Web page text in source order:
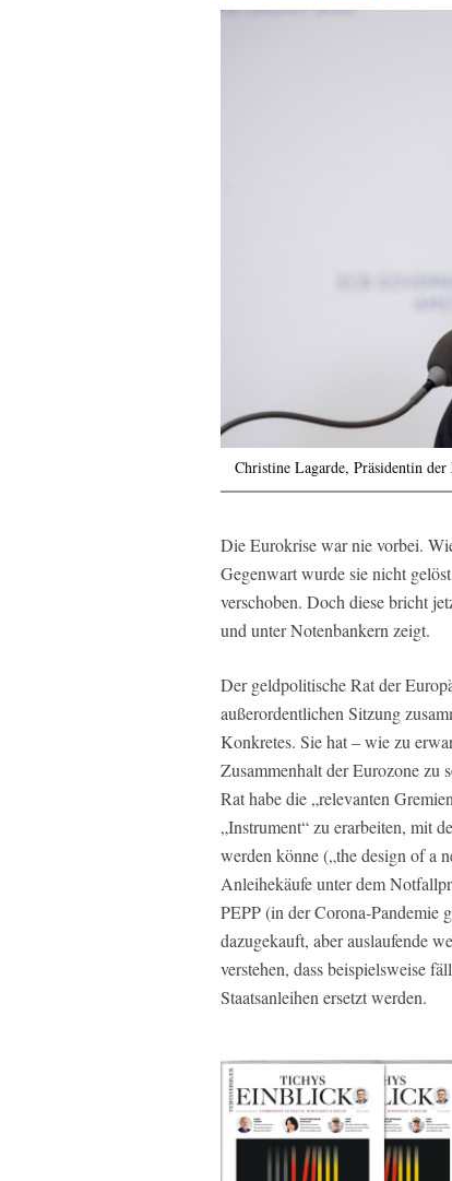
Christine Lagarde, Präsidentin
Die Eurokrise war nie vorbei.
Gegenwart wurde sie nicht
verschoben. Doch diese bricht
und unter Notenbankern zeigt.
Der geldpolitische Rat der
außerordentlichen Sitzung
Konkretes. Sie hat – wie zu
Zusammenhalt der Eurozone zu
Rat habe die „relevanten
„Instrument“ zu erarbeiten, mit
werden könne („the design of a
Anleihekäufe unter dem
PEPP (in der Corona-Pandemie
dazugekauft, aber auslaufende
verstehen, dass beispielsweise
Staatsanleihen ersetzt werden.